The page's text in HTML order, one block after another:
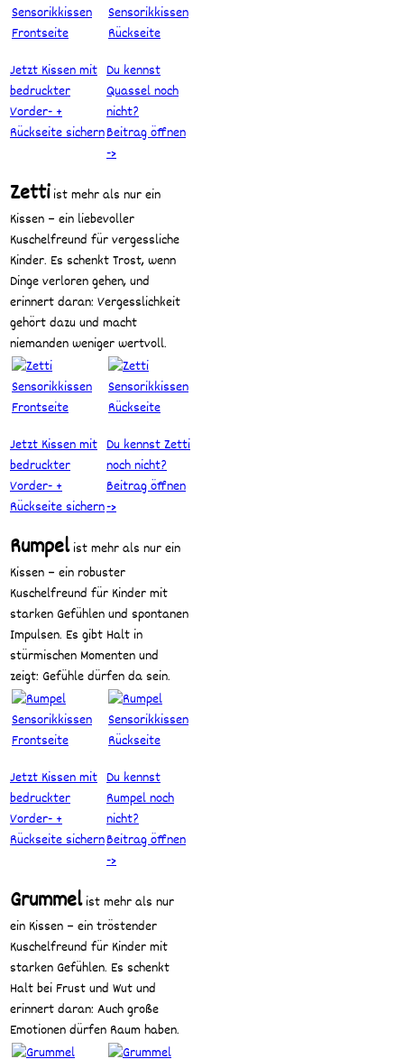
Jetzt Kissen mit
bedruckter
Vorder- +
Rückseite sichern
Du kennst
Quassel noch
nicht?
Beitrag öffnen
->
Zettiist mehr als nur ein
Kissen – ein liebevoller
Kuschelfreund für vergessliche
Kinder. Es schenkt Trost, wenn
Dinge verloren gehen, und
erinnert daran: Vergesslichkeit
gehört dazu und macht
niemanden weniger wertvoll.
Jetzt Kissen mit
bedruckter
Vorder- +
Rückseite sichern
Du kennst Zetti
noch nicht?
Beitrag öffnen
->
Rumpelist mehr als nur ein
Kissen – ein robuster
Kuschelfreund für Kinder mit
starken Gefühlen und spontanen
Impulsen. Es gibt Halt in
stürmischen Momenten und
zeigt: Gefühle dürfen da sein.
Jetzt Kissen mit
bedruckter
Vorder- +
Rückseite sichern
Du kennst
Rumpel noch
nicht?
Beitrag öffnen
->
Grummelist mehr als nur
ein Kissen – ein tröstender
Kuschelfreund für Kinder mit
starken Gefühlen. Es schenkt
Halt bei Frust und Wut und
erinnert daran: Auch große
Emotionen dürfen Raum haben.